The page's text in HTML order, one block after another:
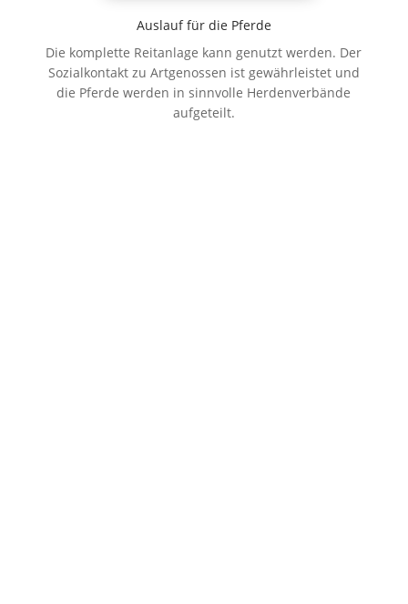
Auslauf für die Pferde
Die komplette Reitanlage kann genutzt werden. Der
Sozialkontakt zu Artgenossen ist gewährleistet und
die Pferde werden in sinnvolle Herdenverbände
aufgeteilt.